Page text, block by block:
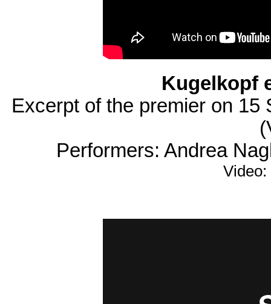
Kugelkopf
Excerpt of the premier on 15
Performers: Andrea